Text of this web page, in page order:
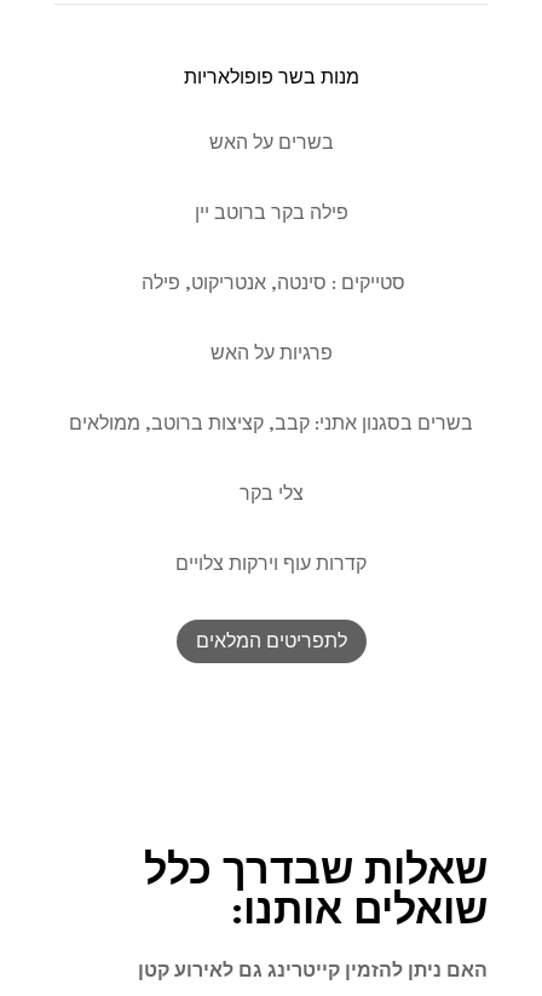
מנות בשר פופולאריות
בשרים על האש
פילה בקר ברוטב יין
סטייקים : סינטה, אנטריקוט, פילה
פרגיות על האש
בשרים בסגנון אתני: קבב, קציצות ברוטב, ממולאים
צלי בקר
קדרות עוף וירקות צלויים
לתפריטים המלאים
שאלות שבדרך כלל
שואלים אותנו:
האם ניתן להזמין קייטרינג גם לאירוע קטן